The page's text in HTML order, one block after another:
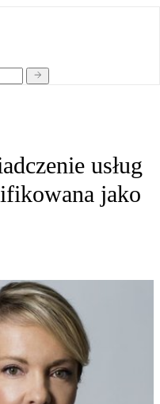
usług
jako